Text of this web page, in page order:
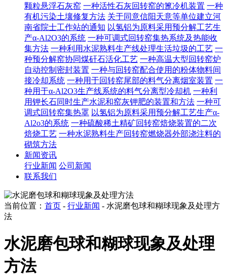
颗粒悬浮石灰窑 一种活性石灰回转窑的篦冷机装置 一种
有机污染土壤修复方法 关于同意信阳天意等单位建立河
南省院士工作站的通知 以氢铝为原料采用预分解工艺生
产α-Al2O3的系统 一种可调式回转窑集热系统及热能收
集方法 一种利用水泥熟料生产线处理生活垃圾的工艺 一
种预分解窑协同煤矸石活化工艺 一种高温大型回转窑炉
自动控制密封装置 一种与回转窑配合使用的粉体物料间
接冷却系统 一种用于回转窑尾部的料气分离烟室装置 一
种用于α-Al2O3生产线系统的料气分离型冷却机 一种利
用钾长石同时生产水泥和窑灰钾肥的装置和方法 一种可
调式回转窑集热罩 以氢铝为原料采用预分解工艺生产α-
Al2o3的系统 一种硫酸稀土精矿回转窑焙烧装置的二次
焙烧工艺 一种水泥熟料生产回转窑燃烧器外部浇注料的
砌筑方法
新闻资讯
行业新闻 公司新闻
联系我们
当前位置： 首页 - 行业新闻 - 水泥磨包球和糊球现象及处理方
法
水泥磨包球和糊球现象及处理
方法